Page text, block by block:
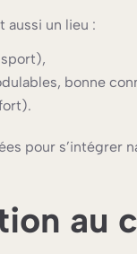
aussi un lieu :
bonne
pour s’intégrer
au